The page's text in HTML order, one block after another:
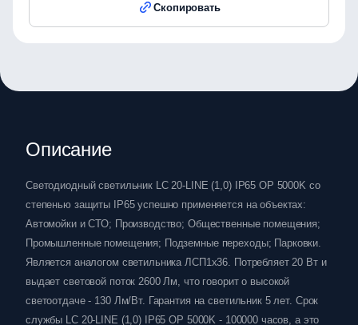
Скопировать
Описание
Светодиодный светильник LC 20-LINE (1,0) IP65 OP 5000K со
степенью защиты IP65 успешно применяется на объектах:
Автомойки и СТО; Производство; Общественные помещения;
Промышленные помещения; Подземные переходы; Парковки.
Является аналогом светильника ЛСП1х36. Потребляет 20 Вт и
выдает световой поток 2600 Лм, что говорит о высокой
светоотдаче - 130 Лм/Вт. Гарантия на светильник 5 лет. Срок
службы LC 20-LINE (1,0) IP65 OP 5000K - 100000 часов, а это